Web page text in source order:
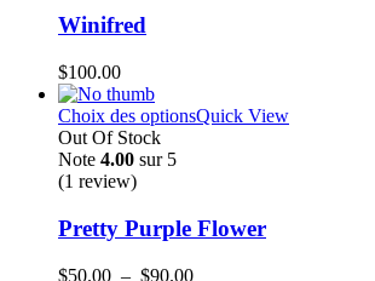
Winifred
$100.00
Choix des optionsQuick View
Out Of Stock
Note 4.00 sur 5
(1 review)
Pretty Purple Flower
$50.00 – $90.00